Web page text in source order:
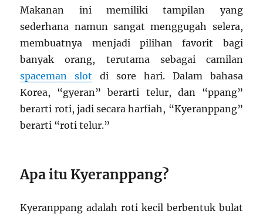
Makanan ini memiliki tampilan yang
sederhana namun sangat menggugah selera,
membuatnya menjadi pilihan favorit bagi
banyak orang, terutama sebagai camilan
spaceman slot di sore hari. Dalam bahasa
Korea, “gyeran” berarti telur, dan “ppang”
berarti roti, jadi secara harfiah, “Kyeranppang”
berarti “roti telur.”
Apa itu Kyeranppang?
Kyeranppang adalah roti kecil berbentuk bulat